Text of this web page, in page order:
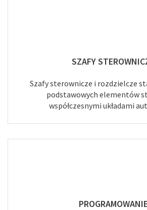
SZAFY
Szafy sterownicze i rozdzielcze
podstawowych elementów
współczesnymi układami
PROGRAMOWANIE